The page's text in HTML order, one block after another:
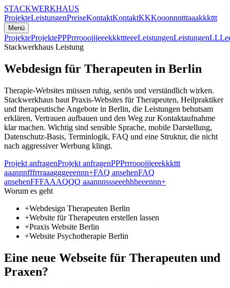
STACKWERKHAUS
ProjekteLeistungenPreiseKontaktKontaktKKKooonnntttaaakkkttt
Menü
ProjekteProjektePPPrrrooojjjeeekkkttteeeLeistungenLeistungenLLLe
Stackwerkhaus Leistung
Webdesign für Therapeuten in Berlin
Therapie-Websites müssen ruhig, seriös und verständlich wirken.
Stackwerkhaus baut Praxis-Websites für Therapeuten, Heilpraktiker
und therapeutische Angebote in Berlin, die Leistungen behutsam
erklären, Vertrauen aufbauen und den Weg zur Kontaktaufnahme
klar machen. Wichtig sind sensible Sprache, mobile Darstellung,
Datenschutz-Basis, Terminlogik, FAQ und eine Struktur, die nicht
nach aggressiver Werbung klingt.
Projekt anfragenProjekt anfragenPPPrrrooojjjeeekkkttt
aaannnfffrrraaagggeeennn+FAQ ansehenFAQ
ansehenFFFAAAQQQ aaannnssseeehhheeennn+
Worum es geht
+Webdesign Therapeuten Berlin
+Website für Therapeuten erstellen lassen
+Praxis Website Berlin
+Website Psychotherapie Berlin
Eine neue Webseite für Therapeuten und
Praxen?